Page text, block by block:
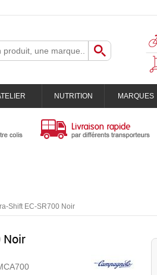
NUTRITION MARQUES
Shift EC-SR700 Noir
Noir